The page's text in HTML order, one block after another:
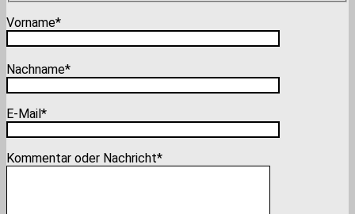
Vorname*
Nachname*
E-Mail*
Kommentar oder Nachricht*